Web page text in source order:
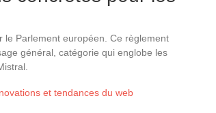
le Parlement européen. Ce règlement
général, catégorie qui englobe les
et tendances du web